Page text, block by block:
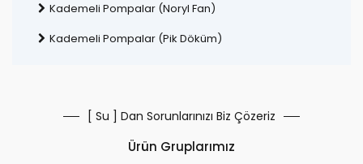
Kademeli Pompalar (Noryl Fan)
Kademeli Pompalar (Pik Döküm)
[ Su ] Dan Sorunlarınızı Biz Çözeriz
Ürün Gruplarımız